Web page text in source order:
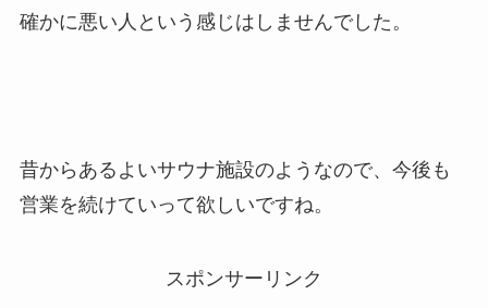
確かに悪い人という感じはしませんでした。
昔からあるよいサウナ施設のようなので、今後も
営業を続けていって欲しいですね。
スポンサーリンク